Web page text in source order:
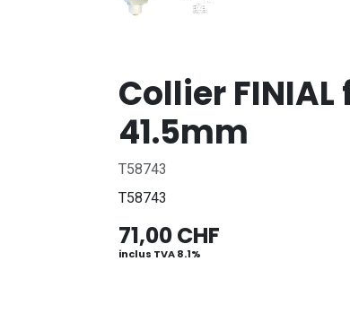
Collier
41.5mm
T58743
T58743
71,00CHF
inclus TVA 8.1%